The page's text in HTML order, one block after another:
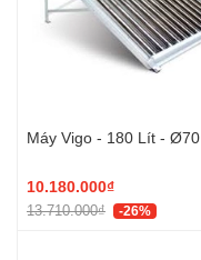
Máy Vigo - 180 Lít - Ø70
10.180.000₫
13.710.000₫ -26%